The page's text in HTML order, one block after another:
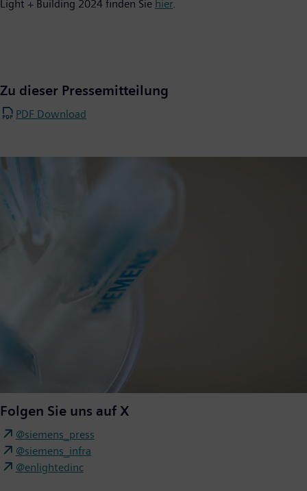
Light + Building 2024 finden Sie hier.
Zu dieser Pressemitteilung
PDF Download
Folgen Sie uns auf X
@siemens_press
@siemens_infra
@enlightedinc